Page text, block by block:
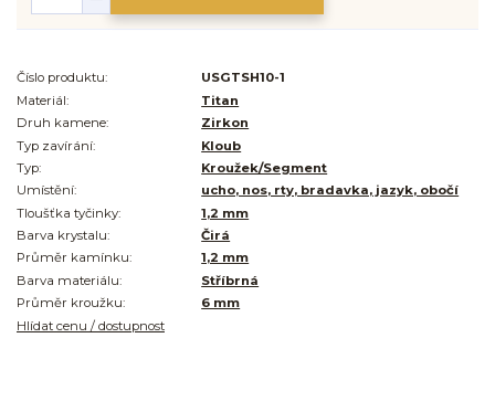
Číslo produktu:
USGTSH10-1
Materiál:
Titan
Druh kamene:
Zirkon
Typ zavírání:
Kloub
Typ:
Kroužek/Segment
Umístění:
ucho, nos, rty, bradavka, jazyk, obočí
Tloušťka tyčinky:
1,2 mm
Barva krystalu:
Čirá
Průměr kamínku:
1,2 mm
Barva materiálu:
Stříbrná
Průměr kroužku:
6 mm
Hlídat cenu / dostupnost